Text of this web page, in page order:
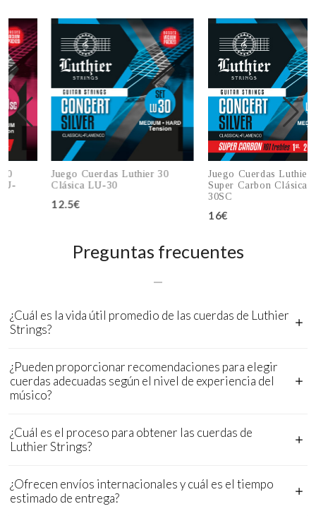
Juego Cuerdas Luthier 30
Clásica LU-30
12.5€
Añadir al carro
Juego Cuerdas Luthier 30
Super Carbon Clásica LU-
Preguntas frecuentes
¿Cuál es la vida útil promedio de las cuerdas de Luthier
Strings?
¿Pueden proporcionar recomendaciones para elegir
cuerdas adecuadas según el nivel de experiencia del
músico?
¿Cuál es el proceso para obtener las cuerdas de
Luthier Strings?
¿Ofrecen envíos internacionales y cuál es el tiempo
estimado de entrega?